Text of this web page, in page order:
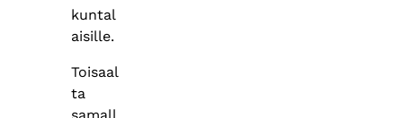
kuntal
aisille.
Toisaal
ta
samall